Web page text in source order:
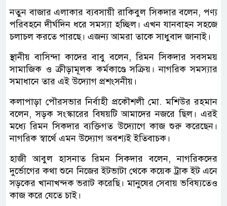
নতুন বাজার এলাকার ব্যবসায়ী রাকিবুল সিকদার বলেন, পণ্য
পরিবহনে দীর্ঘদিন ধরে সমস্যা হচ্ছিল। এখন যানবাহন সহজে
চলাচল করতে পারছে। এজন্য আমরা তাকে সাধুবাদ জানাই।
স্থানীয় বাসিন্দা কাদের বাবু বলেন, রিমন সিকদার সবসময়
সামাজিক ও ক্রীড়ামূলক কর্মকাণ্ডে সক্রিয়। নাগরিক সমস্যার
সমাধানে তার এই উদ্যোগ প্রশংসনীয়।
কলাপাড়া পৌরসভার নির্বাহী প্রকৌশলী মো. মশিউর রহমান
বলেন, সড়ক সংস্কারের বিষয়টি আমাদের নজরে ছিল। এরই
মধ্যে রিমন সিকদার ব্যক্তিগত উদ্যোগে কাজ শুরু করেছেন।
নাগরিক স্বার্থে এমন উদ্যোগ অবশ্যই ইতিবাচক।
হাজী আবুল হাসনাত রিমন সিকদার বলেন, নাগরিকদের
দুর্ভোগের কথা শুনে নিজের ইটভাটা থেকে কয়েক ট্রাক ইট এনে
সড়কের খানাখন্দক ভরাট করেছি। মানুষের সেবায় ভবিষ্যতেও
কাজ করে যেতে চাই।